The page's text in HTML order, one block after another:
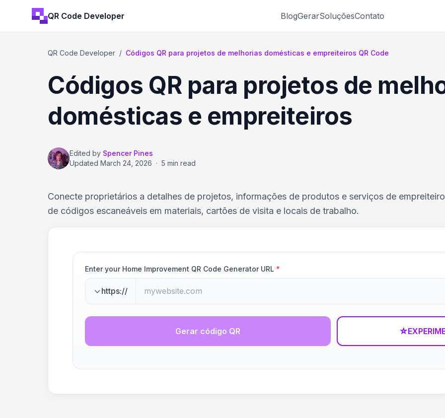
QR Code Developer BlogGerarSoluçõesContato
QR Code Developer / Códigos QR para projetos de melhorias domésticas e empreiteiros QR Code
Códigos QR para projetos de
domésticas e empreiteiros
Edited by Spencer Pines
Updated March 24, 2026 · 5 min read
Conecte proprietários a detalhes de projetos, informações de produtos e serviços de
de códigos escaneáveis em materiais, cartões de visita e locais de trabalho.
Enter your Home Improvement QR Code Generator URL *
https://
Gerar código QR ☆